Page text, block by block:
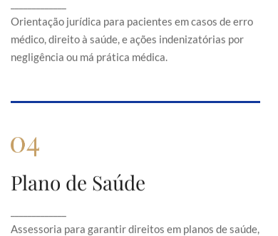
Orientação jurídica para pacientes em casos de erro
médico, direito à saúde, e ações indenizatórias por
negligência ou má prática médica.
erro médico, direito à saúde, e ações
indenizatórias por negligência ou má prática
médica.
Plano de Saúde
Assessoria para garantir direitos em planos de saúde,
Plano de Saúde
reajustes indevidos e acesso a tratamentos